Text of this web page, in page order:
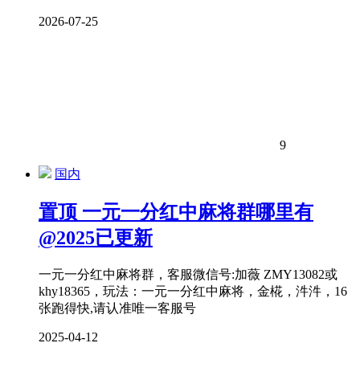
2026-07-25
9
国内
置顶 一元一分红中麻将群哪里有
@2025已更新
一元一分红中麻将群，客服微信号:加薇 ZMY13082或
khy18365，玩法：一元一分红中麻将，金椛，汼汼，16
张跑得快,请认准唯一客服号
2025-04-12